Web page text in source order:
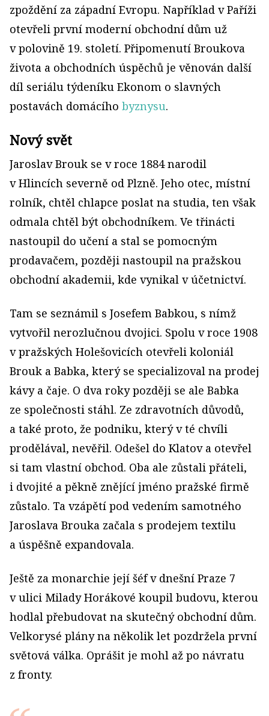
zpoždění za západní Evropu. Například v Paříži
otevřeli první moderní obchodní dům už
v polovině 19. století. Připomenutí Broukova
života a obchodních úspěchů je věnován další
díl seriálu týdeníku Ekonom o slavných
postavách domácího byznysu.
Nový svět
Jaroslav Brouk se v roce 1884 narodil
v Hlincích severně od Plzně. Jeho otec, místní
rolník, chtěl chlapce poslat na studia, ten však
odmala chtěl být obchodníkem. Ve třinácti
nastoupil do učení a stal se pomocným
prodavačem, později nastoupil na pražskou
obchodní akademii, kde vynikal v účetnictví.
Tam se seznámil s Josefem Babkou, s nímž
vytvořil nerozlučnou dvojici. Spolu v roce 1908
v pražských Holešovicích otevřeli koloniál
Brouk a Babka, který se specializoval na prodej
kávy a čaje. O dva roky později se ale Babka
ze společnosti stáhl. Ze zdravotních důvodů,
a také proto, že podniku, který v té chvíli
prodělával, nevěřil. Odešel do Klatov a otevřel
si tam vlastní obchod. Oba ale zůstali přáteli,
i dvojité a pěkně znějící jméno pražské firmě
zůstalo. Ta vzápětí pod vedením samotného
Jaroslava Brouka začala s prodejem textilu
a úspěšně expandovala.
Ještě za monarchie její šéf v dnešní Praze 7
v ulici Milady Horákové koupil budovu, kterou
hodlal přebudovat na skutečný obchodní dům.
Velkorysé plány na několik let pozdržela první
světová válka. Oprášit je mohl až po návratu
z fronty.